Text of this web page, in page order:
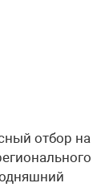
отбор на